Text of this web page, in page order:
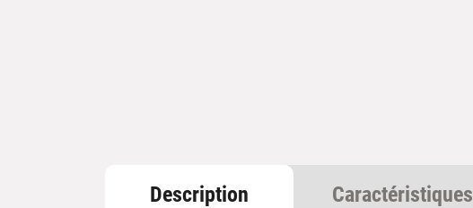
Description Caractéristiques